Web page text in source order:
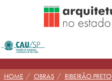
HOME OBRAS RIBEIRÃO PRETO